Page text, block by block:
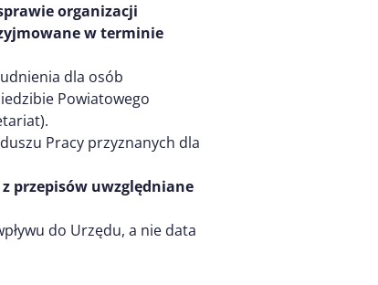
organizacji
w terminie
dla osób
Powiatowego
Pracy przyznanych dla
przepisów uwzględniane
do Urzędu, a nie data